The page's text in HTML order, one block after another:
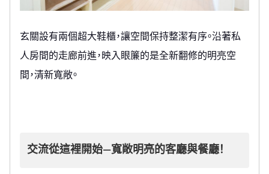
玄關設有兩個超大鞋櫃，讓空間保持整潔有序。沿著私
人房間的走廊前進，映入眼簾的是全新翻修的明亮空
間，清新寬敞。
交流從這裡開始—寬敞明亮的客廳與餐廳！